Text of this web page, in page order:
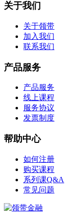
关于我们
关于领带
加入我们
联系我们
产品服务
产品服务
线上课程
服务协议
发票制度
帮助中心
如何注册
购买课程
系列课Q&A
常见问题